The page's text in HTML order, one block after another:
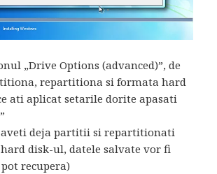
„Drive Options (advanced)”, de
repartitiona si formata hard
ati aplicat setarile dorite apasati
aveti deja partitii si repartitionati
disk-ul, datele salvate vor fi
recupera)